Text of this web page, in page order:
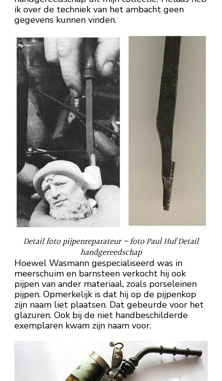
ik over de techniek van het ambacht geen
gegevens kunnen vinden.
Detail foto pijpenreparateur – foto Paul Huf Detail
handgereedschap
Hoewel Wasmann gespecialiseerd was in
meerschuim en barnsteen verkocht hij ook
pijpen van ander materiaal, zoals porseleinen
pijpen. Opmerkelijk is dat hij op de pijpenkop
zijn naam liet plaatsen. Dat gebeurde voor het
glazuren. Ook bij de niet handbeschilderde
exemplaren kwam zijn naam voor.